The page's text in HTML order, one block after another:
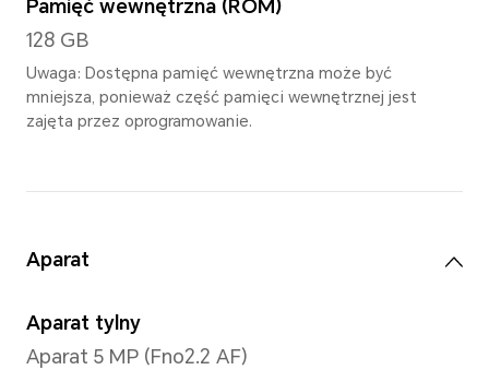
Rozdzielczość
2000 x 1200
Kolory wyświetlacza
1,07 miliarda kolorów
1,07 miliarda kolorów odnosi się do
kolorów (8-bitowa specyfikacja